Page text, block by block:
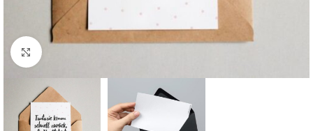
Komplette Ansicht